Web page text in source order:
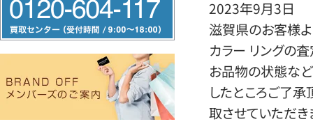
リ
ー
ヤ
2023年9月3日
滋賀県のお客様よ
カラー リングの
お品物の状態など
したところご了
取させていただき